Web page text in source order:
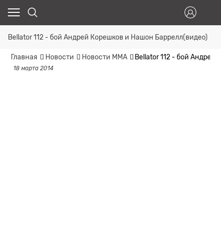
Bellator 112 - бой Андрей Корешков и Нашон Баррелл(видео)
Главная Новости Новости ММА Bellator 112 - бой
18 марта 2014